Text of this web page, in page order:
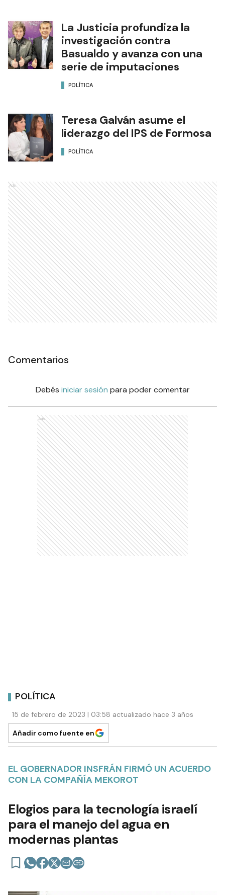
La Justicia profundiza la
investigación contra
Basualdo y avanza con una
serie de imputaciones
POLÍTICA
Teresa Galván asume el
liderazgo del IPS de Formosa
POLÍTICA
Ads
Comentarios
Debés iniciar sesión para poder comentar
Ads
POLÍTICA
15 de febrero de 2023 | 03:58 actualizado hace 3 años
Añadir como fuente en
EL GOBERNADOR INSFRÁN FIRMÓ UN ACUERDO
CON LA COMPAÑÍA MEKOROT
Elogios para la tecnología israelí
para el manejo del agua en
modernas plantas